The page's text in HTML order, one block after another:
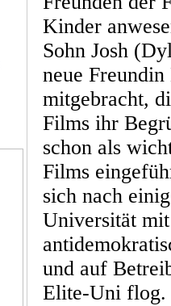
Kinder
Sohn Josh
neue
mitgebracht,
Films ihr
schon als
Films
sich nach
Universität
und auf
Elite-Uni flog.